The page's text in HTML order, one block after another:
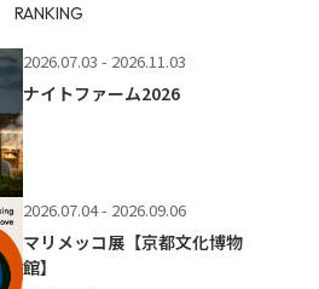
RANKING
2026.07.03 - 2026.11.03
ナイトファーム2026
2026.07.04 - 2026.09.06
マリメッコ展【京都文化博物
館】